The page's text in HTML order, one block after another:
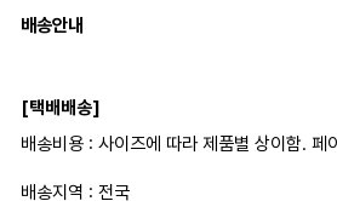
배송안내
[택배배송]
배송비용 : 사이즈에 따라 제품별 상이함. 페
배송지역 : 전국